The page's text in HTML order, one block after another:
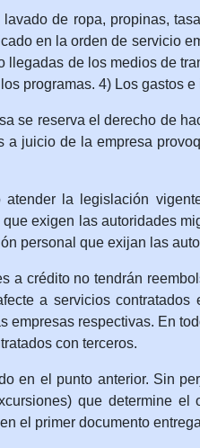
de ropa, propinas,
en la orden de servicio
de los medios de
programas. 4) Los gastos
se reserva el derecho de
juicio de la empresa
la legislación
exigen las autoridades
personal que exijan las
crédito no tendrán
a servicios
respectivas. En
con terceros.
en el punto anterior. Sin
que determine
el primer documento